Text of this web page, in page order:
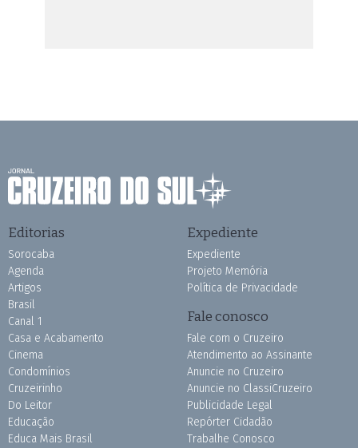
Editorias
Sorocaba
Agenda
Artigos
Brasil
Canal 1
Casa e Acabamento
Cinema
Condomínios
Cruzeirinho
Do Leitor
Educação
Educa Mais Brasil
Expediente
Expediente
Projeto Memória
Política de Privacidade
Fale conosco
Fale com o Cruzeiro
Atendimento ao Assinante
Anuncie no Cruzeiro
Anuncie no ClassiCruzeiro
Publicidade Legal
Repórter Cidadão
Trabalhe Conosco